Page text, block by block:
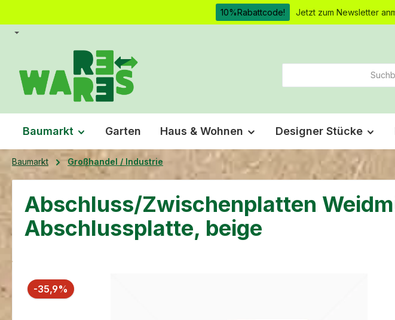
10%Rabattcode! Jetzt zum Newsletter
Baumarkt Garten Haus & Wohnen Designer Stücke
Baumarkt Großhandel / Industrie
Abschluss/Zwischenplatten
Abschlussplatte, beige
Bildergalerie überspringen
-35,9% Rabatt